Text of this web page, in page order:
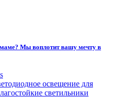
Мы воплотит вашу мечту в